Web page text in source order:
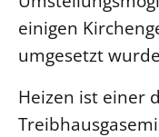
einigen
umgesetzt
Heizen ist einer